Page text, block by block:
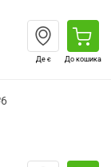
Де є До кошика